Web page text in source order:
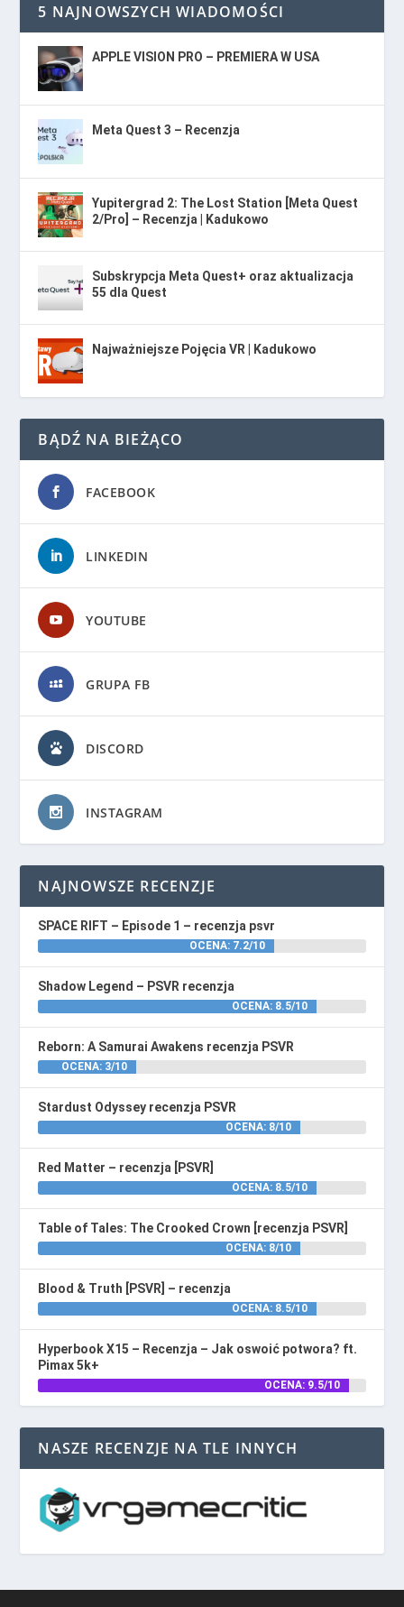
5 NAJNOWSZYCH WIADOMOŚCI
APPLE VISION PRO – PREMIERA W USA
Meta Quest 3 – Recenzja
Yupitergrad 2: The Lost Station [Meta Quest
2/Pro] – Recenzja | Kadukowo
Subskrypcja Meta Quest+ oraz aktualizacja
55 dla Quest
Najważniejsze Pojęcia VR | Kadukowo
BĄDŹ NA BIEŻĄCO
FACEBOOK
LINKEDIN
YOUTUBE
GRUPA FB
DISCORD
INSTAGRAM
NAJNOWSZE RECENZJE
SPACE RIFT – Episode 1 – recenzja psvr
OCENA: 7.2/10
Shadow Legend – PSVR recenzja
OCENA: 8.5/10
Reborn: A Samurai Awakens recenzja PSVR
OCENA: 3/10
Stardust Odyssey recenzja PSVR
OCENA: 8/10
Red Matter – recenzja [PSVR]
OCENA: 8.5/10
Table of Tales: The Crooked Crown [recenzja PSVR]
OCENA: 8/10
Blood & Truth [PSVR] – recenzja
OCENA: 8.5/10
Hyperbook X15 – Recenzja – Jak oswoić potwora? ft.
Pimax 5k+
OCENA: 9.5/10
NASZE RECENZJE NA TLE INNYCH